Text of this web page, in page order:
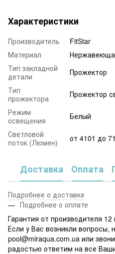
Характеристики
Производитель
FitStar
Материал
Тип закладной
детали
Прожектор
Тип
прожектора
Прожектор
Режим
освещения
Белый
Светловой
поток (Люмен)
от 4101 до
Доставка Оплата
Подробнее о доставке
Подробнее о оплате
Гарантия от производителя
Если у Вас возникли вопросы,
pool@miraqua.com.ua или
радостью ответим на все